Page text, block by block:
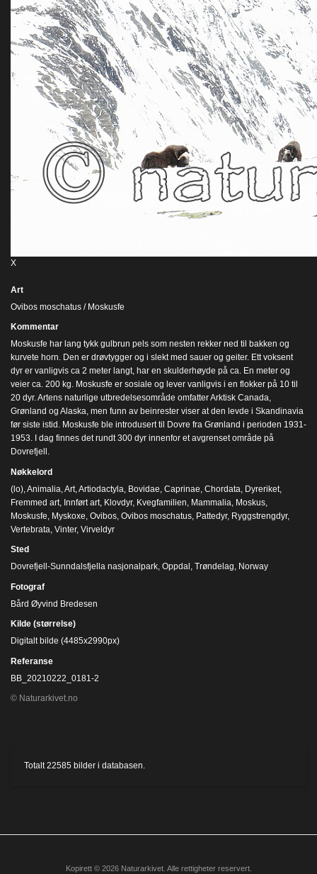
X
Art
Ovibos moschatus / Moskusfe
Kommentar
Moskusfe har lang tykk gulbrun pels som nesten rekker ned til bakken og
kurvete horn. Den er drøvtygger og i slekt med sauer og geiter. Ett voksent
dyr er vanligvis ca 2 meter langt, har en skulderhøyde på ca. En meter og
veier ca. 200 kg. Moskusfe er sosiale og lever vanligvis i en flokker på 10 til
20 dyr. Artens naturlige utbredelsesområde omfatter Arktisk Canada,
Grønland og Alaska, men funn av beinrester viser at den levde i Skandinavia
før siste istid. Moskusfe ble introdusert til Dovre fra Grønland i perioden 1931-
1953. I dag finnes det rundt 300 dyr innenfor et avgrenset område på
Dovrefjell.
Nøkkelord
(lo) Animalia Art Artiodactyla Bovidae Caprinae Chordata Dyreriket
Fremmed art Innført art Klovdyr, Kvegfamilien Mammalia Moskus
Moskusfe Myskoxe Ovibos Ovibos moschatus Pattedyr, Ryggstrengdyr,
Vertebrata Vinter, Virveldyr
Sted
Dovrefjell-Sunndalsfjella nasjonalpark, Oppdal, Trøndelag, Norway
Fotograf
Bård Øyvind Bredesen
Kilde (størrelse)
Digitalt bilde (4485x2990px)
Referanse
BB_20210222_0181-2
© Naturarkivet.no
Totalt22585 bilder i databasen.
Kopirett © 2026 Naturarkivet. Alle rettigheter reservert.